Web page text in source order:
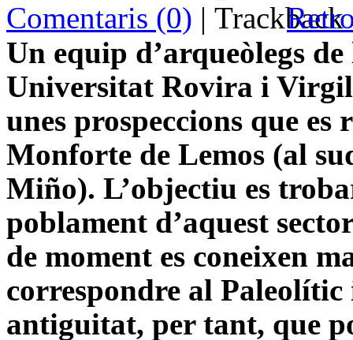
Comentaris (0) |
Un equip d’arqueòlegs
Universitat Rovira i
unes prospeccions que
Monforte de Lemos (al
Miño). L’objectiu es
poblament d’aquest
de moment es coneixen
correspondre al
antiguitat, per tant, que